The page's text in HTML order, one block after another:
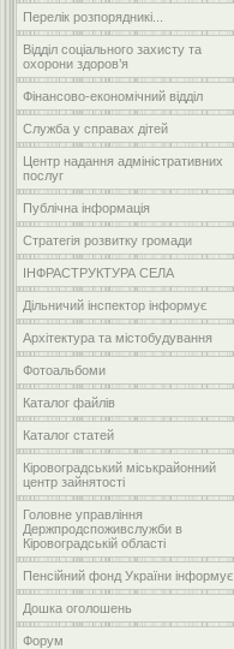
Перелік розпорядникі...
Відділ соціального захисту та
охорони здоров’я
Фінансово-економічний відділ
Служба у справах дітей
Центр надання адміністративних
послуг
Публічна інформація
Стратегія розвитку громади
ІНФРАСТРУКТУРА СЕЛА
Дільничий інспектор інформує
Архітектура та містобудування
Фотоальбоми
Каталог файлів
Каталог статей
Кіровоградський міськрайонний
центр зайнятості
Головне управління
Держпродспоживслужби в
Кіровоградській області
Пенсійний фонд України інформує
Дошка оголошень
Форум